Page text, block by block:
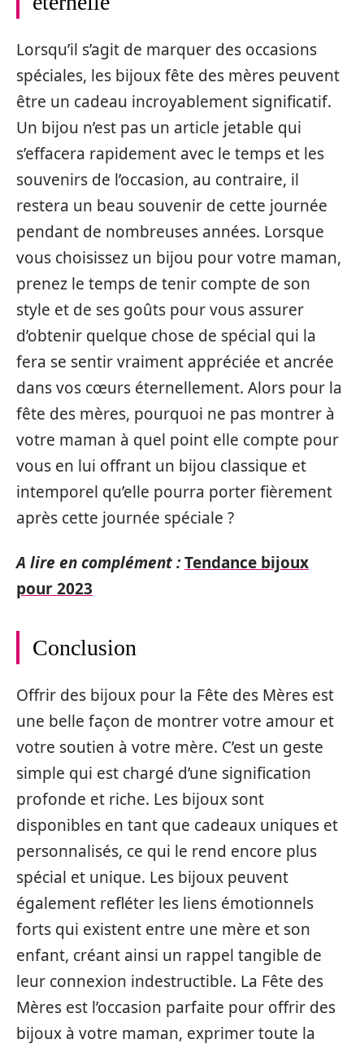
Lorsqu’il s’agit de marquer des occasions
spéciales, les bijoux fête des mères peuvent
être un cadeau incroyablement significatif.
Un bijou n’est pas un article jetable qui
s’effacera rapidement avec le temps et les
souvenirs de l’occasion, au contraire, il
restera un beau souvenir de cette journée
pendant de nombreuses années. Lorsque
vous choisissez un bijou pour votre maman,
prenez le temps de tenir compte de son
style et de ses goûts pour vous assurer
d’obtenir quelque chose de spécial qui la
fera se sentir vraiment appréciée et ancrée
dans vos cœurs éternellement. Alors pour la
fête des mères, pourquoi ne pas montrer à
votre maman à quel point elle compte pour
vous en lui offrant un bijou classique et
intemporel qu’elle pourra porter fièrement
après cette journée spéciale ?
A lire en complément :Tendance bijoux
pour 2023
Conclusion
Offrir des bijoux pour la Fête des Mères est
une belle façon de montrer votre amour et
votre soutien à votre mère. C’est un geste
simple qui est chargé d’une signification
profonde et riche. Les bijoux sont
disponibles en tant que cadeaux uniques et
personnalisés, ce qui le rend encore plus
spécial et unique. Les bijoux peuvent
également refléter les liens émotionnels
forts qui existent entre une mère et son
enfant, créant ainsi un rappel tangible de
leur connexion indestructible. La Fête des
Mères est l’occasion parfaite pour offrir des
bijoux à votre maman, exprimer toute la